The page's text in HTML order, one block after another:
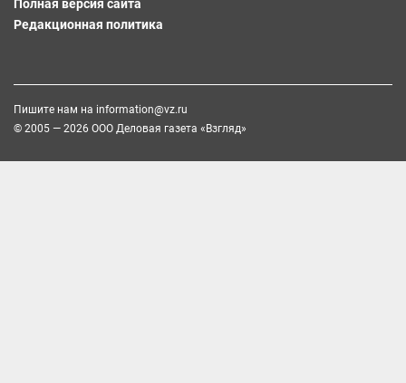
Полная версия сайта
Редакционная политика
Пишите нам на information@vz.ru
© 2005 — 2026 ООО Деловая газета «Взгляд»